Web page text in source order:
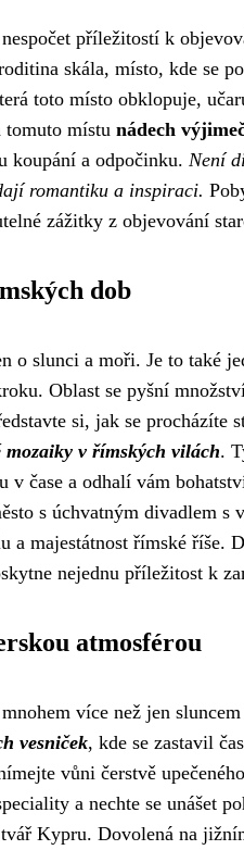
příležitostí k
skála, místo, kde se
toto místo obklopuje,
tomuto místu nádech
koupání a odpočinku. Není
romantiku a inspiraci.
zážitky z objevování
dob
o slunci a moři. Je to také
Oblast se pyšní
si, jak se procházíte
mozaiky v římských vilách.
v čase a odhalí vám
s úchvatným divadlem s
a majestátnost římské říše.
nejednu příležitost k
atmosférou
více než jen
vesniček, kde se zastavil
vůni čerstvě
a nechte se unášet
Kypru. Dovolená na